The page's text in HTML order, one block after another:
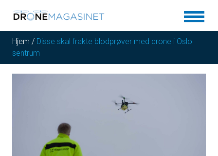
Hjem / Disse skal frakte blodprøver med drone i Oslo
sentrum